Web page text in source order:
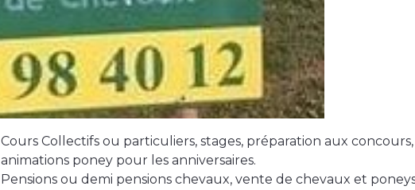
Cours Collectifs ou particuliers, stages, préparation aux concours,
animations poney pour les anniversaires.
Pensions ou demi pensions chevaux, vente de chevaux et